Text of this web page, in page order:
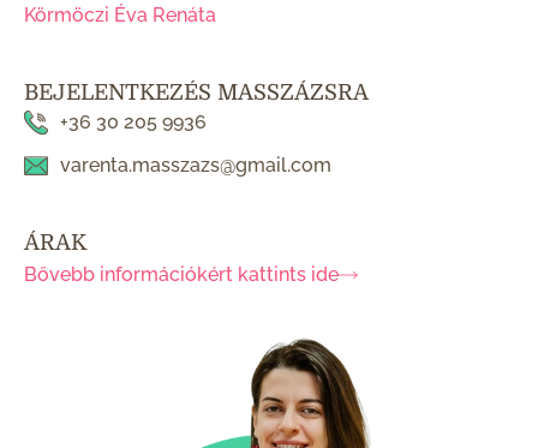
Körmöczi Éva Renáta
BEJELENTKEZÉS MASSZÁZSRA
+36 30 205 9936
varenta.masszazs@gmail.com
ÁRAK
Bővebb információkért kattints ide